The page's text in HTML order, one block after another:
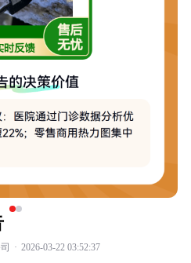
· 2026-03-22 03:52:37